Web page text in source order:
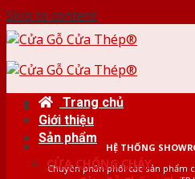
Skip to content
HỆ THỐNG
Chuyên phân phối các sản phẩm
Trang chủ
Giới thiệu
Sản phẩm
CỬA CHỐNG CHÁY